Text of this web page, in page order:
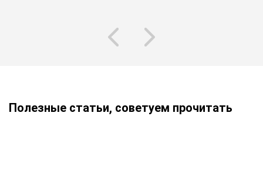
Полезные статьи, советуем прочитать